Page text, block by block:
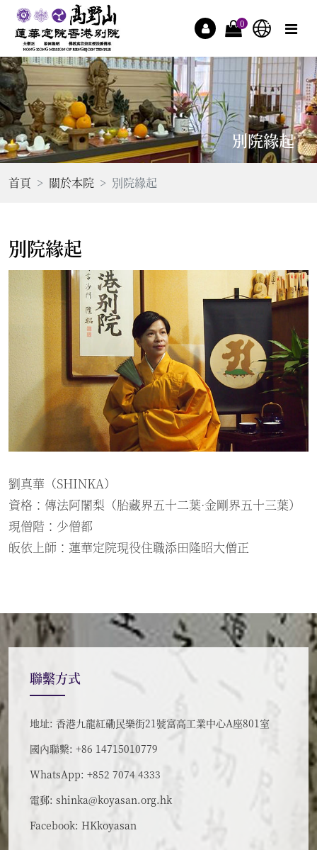
0
別院緣起
首頁 關於本院 別院緣起
別院緣起
劉真華（SHINKA）
資格：傳法阿闍梨（胎藏界五十二葉·金剛界五十三葉）
現僧階：少僧都
皈依上師：蓮華定院現役住職添田隆昭大僧正
聯繫方式
地址: 香港九龍紅磡民樂街21號富高工業中心A座801室
國內聯繫: +86 14715010779
WhatsApp: +852 7074 4333
電郵: shinka@koyasan.org.hk
Facebook: HKkoyasan